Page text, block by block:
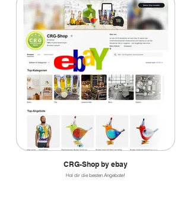
CRG-Shop by ebay
Hol dir die besten Angebote!